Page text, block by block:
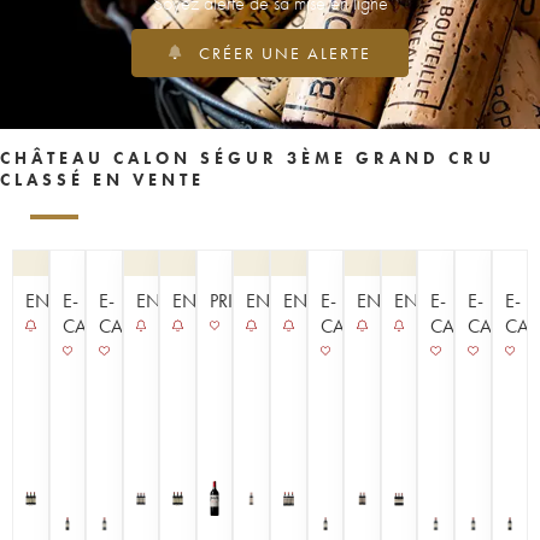
CRÉER UNE ALERTE
CHÂTEAU CALON SÉGUR 3ÈME GRAND CRU
CLASSÉ EN VENTE
ENCHÈRE
E-
CAVISTE
E-
CAVISTE
ENCHÈREENCHÈRE
PRIMEURENCHÈREENCHÈRE
E-
CAVISTE
ENCHÈREENCHÈRE
E-
CAVISTE
E-
CAVISTE
E-